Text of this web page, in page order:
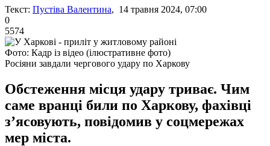
Текст: Пустіва Валентина, 14 травня 2024, 07:00
0
5574
Фото: Кадр із відео (ілюстративне фото)
Росіяни завдали чергового удару по Харкову
Обстеження місця удару триває. Чим
саме вранці били по Харкову, фахівці
зʼясовують, повідомив у соцмережах
мер міста.